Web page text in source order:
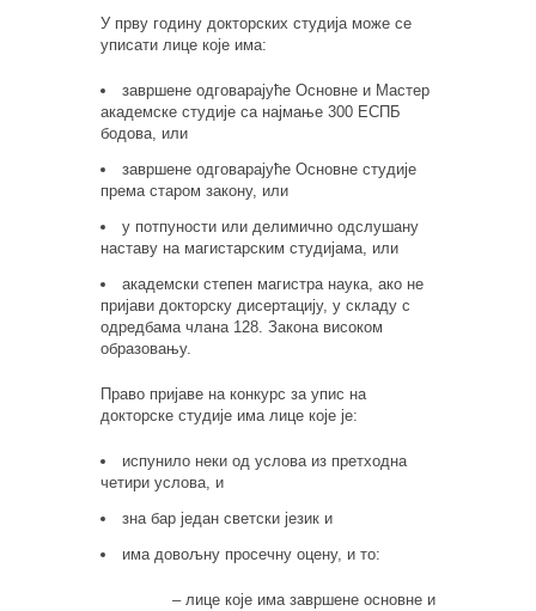
У прву годину докторских студија може се
уписати лице које има:
завршене одговарајуће Основне и Мастер
академске студије са најмање 300 ЕСПБ
бодова, или
завршене одговарајуће Основне студије
према старом закону, или
у потпуности или делимично одслушану
наставу на магистарским студијама, или
академски степен магистра наука, ако не
пријави докторску дисертацију, у складу с
одредбама члана 128. Закона високом
образовању.
Право пријаве на конкурс за упис на
докторске студије има лице које је:
испунило неки од услова из претходна
четири услова, и
зна бар један светски језик и
има довољну просечну оцену, и то:
– лице које има завршене основне и